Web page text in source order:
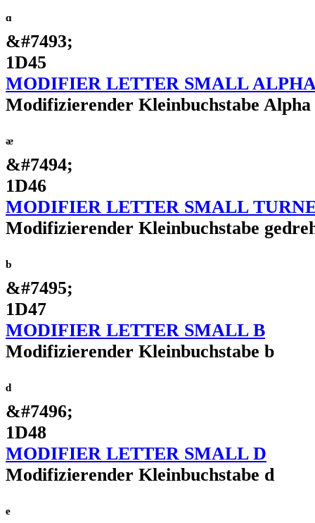
ᵅ
&#7493;
1D45
MODIFIER LETTER SMALL
Modifizierender Kleinbuchstabe Alpha
ᵆ
&#7494;
1D46
MODIFIER LETTER SMALL
Modifizierender Kleinbuchstabe
ᵇ
&#7495;
1D47
MODIFIER LETTER SMALL B
Modifizierender Kleinbuchstabe b
ᵈ
&#7496;
1D48
MODIFIER LETTER SMALL D
Modifizierender Kleinbuchstabe d
ᵉ